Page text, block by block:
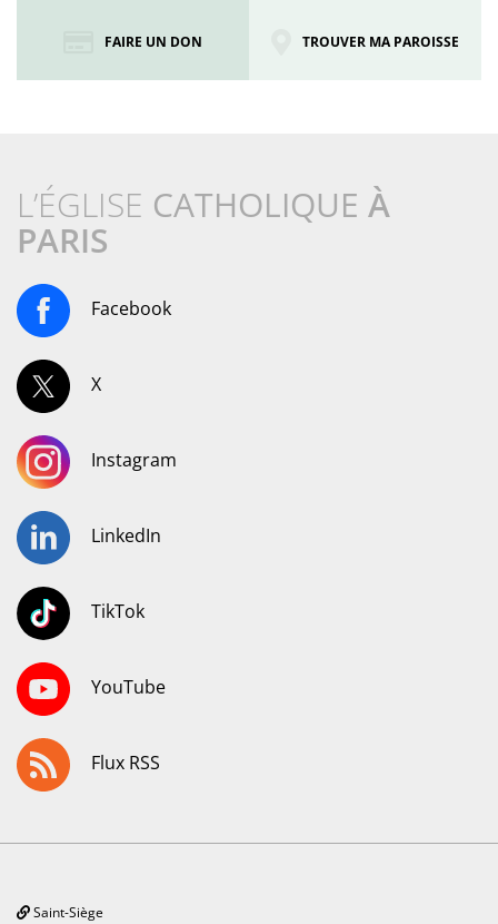
FAIRE UN DON TROUVER MA PAROISSE
L’ÉGLISE CATHOLIQUE À
PARIS
Facebook
X
Instagram
LinkedIn
TikTok
YouTube
Flux RSS
Saint-Siège